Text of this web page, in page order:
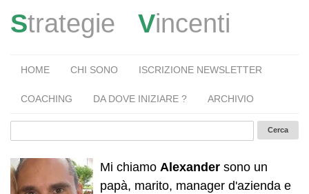
Strategie Vincenti
HOME CHI SONO ISCRIZIONE NEWSLETTER
COACHING DA DOVE INIZIARE ? ARCHIVIO
Mi chiamo Alexander sono un
papà, marito, manager d'azienda e